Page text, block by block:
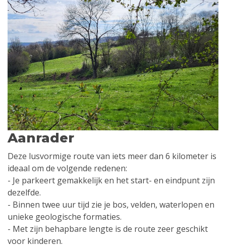
Aanrader
Deze lusvormige route van iets meer dan 6 kilometer is
ideaal om de volgende redenen:
- Je parkeert gemakkelijk en het start- en eindpunt zijn
dezelfde.
- Binnen twee uur tijd zie je bos, velden, waterlopen en
unieke geologische formaties.
- Met zijn behapbare lengte is de route zeer geschikt
voor kinderen.